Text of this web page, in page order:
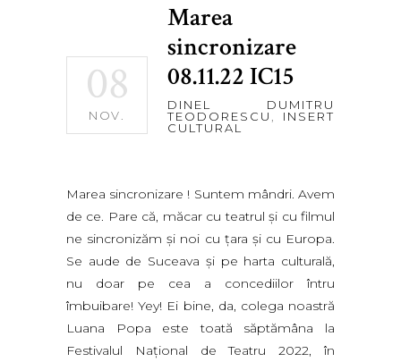
08
NOV.
Marea
sincronizare
08.11.22 IC15
DINEL DUMITRU
TEODORESCU , INSERT
CULTURAL
Marea sincronizare ! Suntem mândri. Avem
de ce. Pare că, măcar cu teatrul şi cu filmul
ne sincronizăm şi noi cu ţara şi cu Europa.
Se aude de Suceava şi pe harta culturală,
nu doar pe cea a concediilor întru
îmbuibare! Yey! Ei bine, da, colega noastră
Luana Popa este toată săptămâna la
Festivalul Naţional de Teatru 2022, în